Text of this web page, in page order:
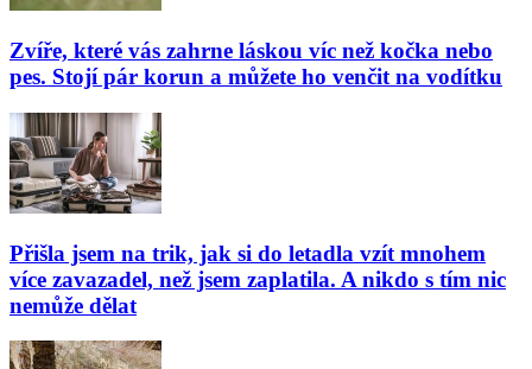
Zvíře, které vás zahrne láskou víc než kočka nebo
pes. Stojí pár korun a můžete ho venčit na vodítku
Přišla jsem na trik, jak si do letadla vzít mnohem
více zavazadel, než jsem zaplatila. A nikdo s tím nic
nemůže dělat